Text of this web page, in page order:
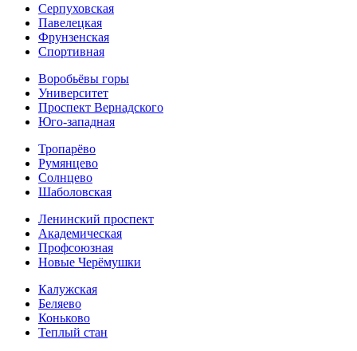
Серпуховская
Павелецкая
Фрунзенская
Спортивная
Воробьёвы горы
Университет
Проспект Вернадского
Юго-западная
Тропарёво
Румянцево
Солнцево
Шаболовская
Ленинский проспект
Академическая
Профсоюзная
Новые Черёмушки
Калужская
Беляево
Коньково
Теплый стан